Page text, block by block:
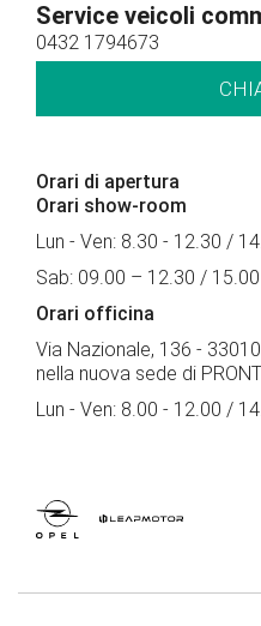
Service veicoli
0432 1794673
Orari di apertura
Orari show-room
Lun - Ven: 8.30 - 12.30 /
Sab: 09.00 – 12.30 /
Orari officina
Via Nazionale, 136 -
nella nuova sede di
Lun - Ven: 8.00 - 12.00 /